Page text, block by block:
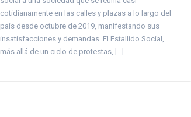
cotidianamente en las calles y plazas a lo largo del
país desde octubre de 2019, manifestando sus
insatisfacciones y demandas. El Estallido Social,
más allá de un ciclo de protestas, […]